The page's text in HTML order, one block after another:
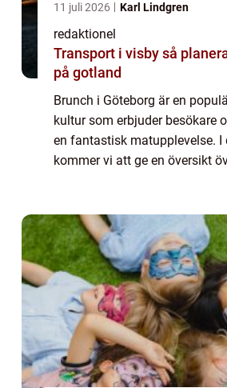
11 juli 2026 Karl Lindgren
redaktionel
Transport i visby så planerar du resor
på gotland
Brunch i Göteborg är en
kultur som erbjuder besökare
en fantastisk matupplevelse. I
kommer vi att ge en översikt